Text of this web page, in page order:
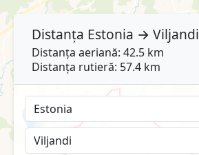
Distanța Estonia → Viljandi
Distanța aeriană: 42.5 km
Distanța rutieră: 57.4 km